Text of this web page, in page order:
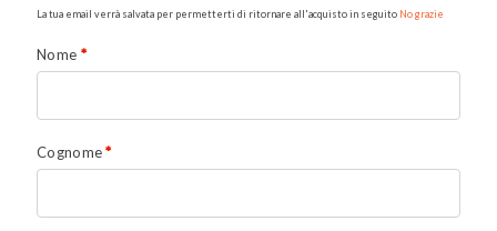
La tua email verrà salvata per permetterti di ritornare all'acquisto in seguito No grazie
Nome *
Cognome*